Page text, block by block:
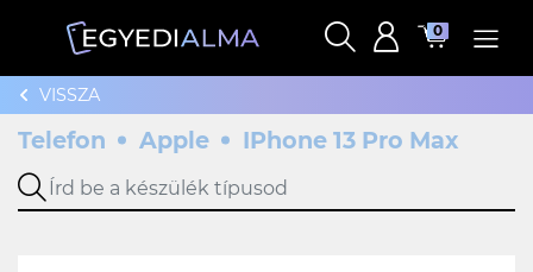
0
VISSZA
Telefon Apple IPhone 13 Pro Max